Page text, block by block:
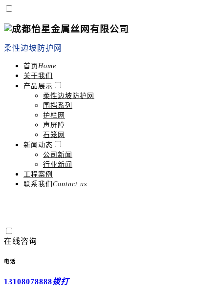
柔性边坡防护网
首页 Home
关于我们
产品展示
柔性边坡防护网
围挡系列
护栏网
声屏障
石笼网
新闻动态
公司新闻
行业新闻
工程案例
联系我们 Contact us
在线咨询
电话
13108078888拨打